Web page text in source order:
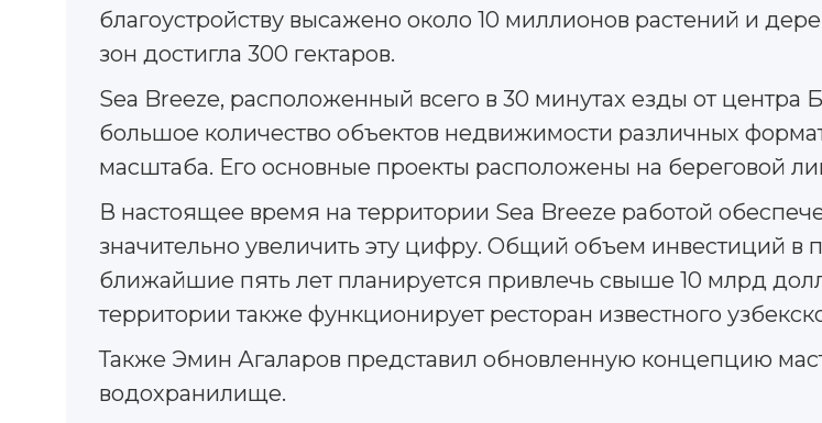
благоустройству высажено около 10 миллионов растений и
зон достигла 300 гектаров.
Sea Breeze, расположенный всего в 30 минутах езды от
большое количество объектов недвижимости различных
масштаба. Его основные проекты расположены на береговой
В настоящее время на территории Sea Breeze работой
значительно увеличить эту цифру. Общий объем инвестиций в
ближайшие пять лет планируется привлечь свыше 10 млрд
территории также функционирует ресторан известного
Также Эмин Агаларов представил обновленную концепцию
водохранилище.